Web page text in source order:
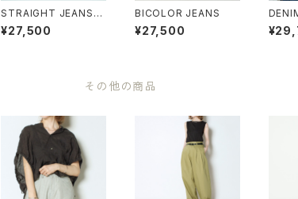
STRAIGHT JEANS（B
LUE）
¥27,500
BICOLOR JEANS
¥27,500
（
QUE）
その他の商品